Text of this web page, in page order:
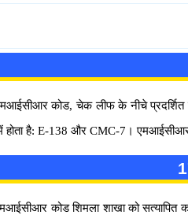
कोड, चेक लीफ के नीचे प्रदर्शित
होता है: E-138 और CMC-7। एमआईसीआर
कोड शिमला शाखा को